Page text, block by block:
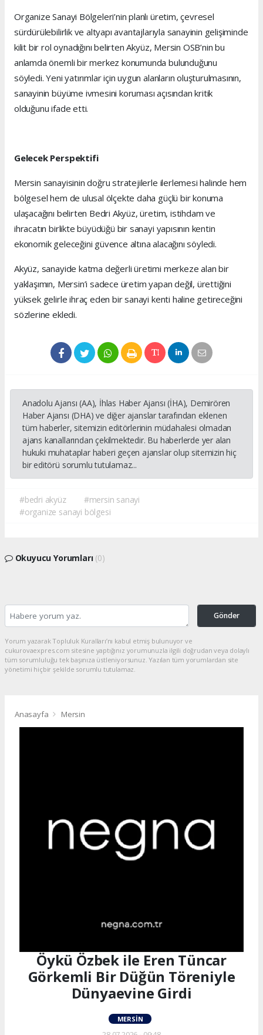
Organize Sanayi Bölgeleri’nin planlı üretim, çevresel
sürdürülebilirlik ve altyapı avantajlarıyla sanayinin gelişiminde
kilit bir rol oynadığını belirten Akyüz, Mersin OSB’nin bu
anlamda önemli bir merkez konumunda bulunduğunu
söyledi. Yeni yatırımlar için uygun alanların oluşturulmasının,
sanayinin büyüme ivmesini koruması açısından kritik
olduğunu ifade etti.
Gelecek Perspektifi
Mersin sanayisinin doğru stratejilerle ilerlemesi halinde hem
bölgesel hem de ulusal ölçekte daha güçlü bir konuma
ulaşacağını belirten Bedri Akyüz, üretim, istihdam ve
ihracatın birlikte büyüdüğü bir sanayi yapısının kentin
ekonomik geleceğini güvence altına alacağını söyledi.
Akyüz, sanayide katma değerli üretimi merkeze alan bir
yaklaşımın, Mersin’i sadece üretim yapan değil, ürettiğini
yüksek gelirle ihraç eden bir sanayi kenti haline getireceğini
sözlerine ekledi.
Anadolu Ajansı (AA), İhlas Haber Ajansı (İHA), Demirören
Haber Ajansı (DHA) ve diğer ajanslar tarafından eklenen
tüm haberler, sitemizin editörlerinin müdahalesi olmadan
ajans kanallarından çekilmektedir. Bu haberlerde yer alan
hukuki muhataplar haberi geçen ajanslar olup sitemizin hiç
bir editörü sorumlu tutulamaz...
#bedri akyüz
#mersin sanayi
#organize sanayi bölgesi
Okuyucu Yorumları (0)
Gönder
Yorum yazarak Topluluk Kuralları’nı kabul etmiş bulunuyor ve
cukurovaexpres.com sitesine yaptığınız yorumunuzla ilgili doğrudan veya dolaylı
tüm sorumluluğu tek başınıza üstleniyorsunuz. Yazılan tüm yorumlardan site
yönetimi hiçbir şekilde sorumlu tutulamaz.
Anasayfa Mersin
Öykü Özbek ile Eren Tüncar
Görkemli Bir Düğün Töreniyle
Dünyaevine Girdi
MERSIN